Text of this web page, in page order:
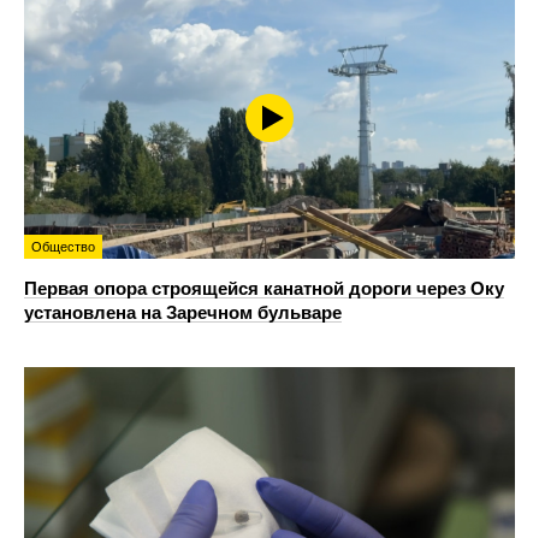
Общество
Первая опора строящейся канатной дороги через Оку
установлена на Заречном бульваре